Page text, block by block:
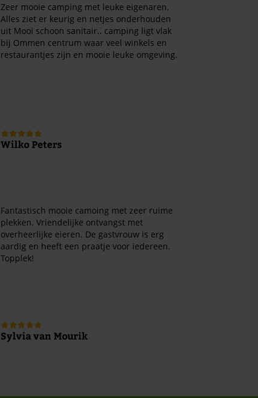
Zeer mooie camping met leuke eigenaren.
Alles ziet er keurig en netjes onderhouden
uit Mooi schoon sanitair.. camping ligt vlak
bij Ommen centrum waar veel winkels en
restaurantjes zijn en mooie leuke omgeving.
Wilko Peters
Fantastisch mooie camoing met zeer ruime
plekken. Vriendelijke ontvangst met
overheerlijke eieren. De gastvrouw is erg
aardig en heeft een praatje voor iedereen.
Topplek!
Sylvia van Mourik